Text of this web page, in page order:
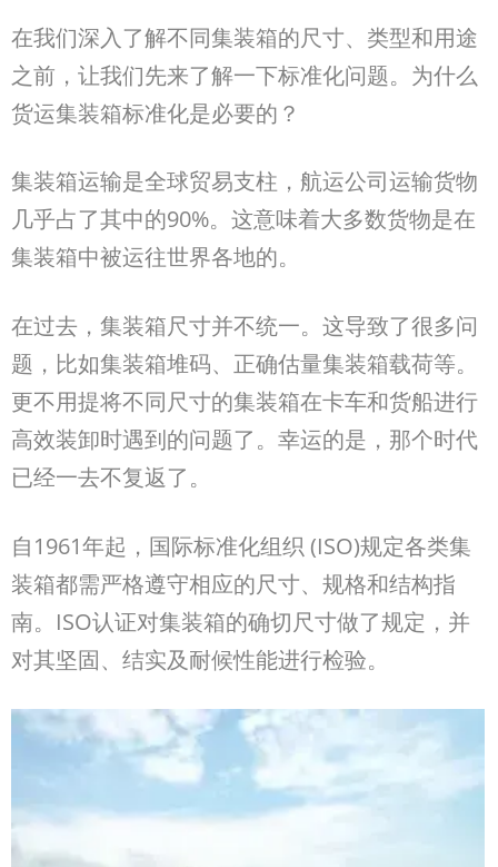
在我们深入了解不同集装箱的尺寸、类型和用途
之前，让我们先来了解一下标准化问题。为什么
货运集装箱标准化是必要的？
集装箱运输是全球贸易支柱，航运公司运输货物
几乎占了其中的90%。这意味着大多数货物是在
集装箱中被运往世界各地的。
在过去，集装箱尺寸并不统一。这导致了很多问
题，比如集装箱堆码、正确估量集装箱载荷等。
更不用提将不同尺寸的集装箱在卡车和货船进行
高效装卸时遇到的问题了。幸运的是，那个时代
已经一去不复返了。
自1961年起， 国际标准化组织 (ISO)规定各类集
装箱都需严格遵守相应的尺寸、规格和结构指
南。ISO认证对集装箱的确切尺寸做了规定，并
对其坚固、结实及耐候性能进行检验。